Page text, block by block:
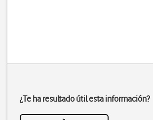
¿Te ha resultado útil esta información?